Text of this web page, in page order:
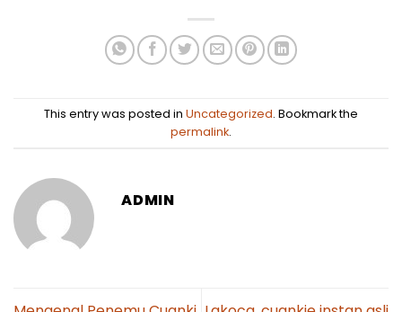
This entry was posted in Uncategorized. Bookmark the
permalink.
ADMIN